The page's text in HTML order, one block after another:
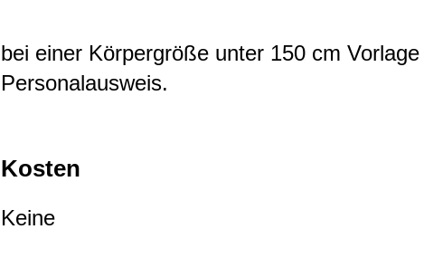
bei einer Körpergröße unter 150 cm
Personalausweis.
Kosten
Keine